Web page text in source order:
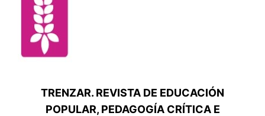
TRENZAR. REVISTA DE EDUCACIÓN
POPULAR, PEDAGOGÍA CRÍTICA E